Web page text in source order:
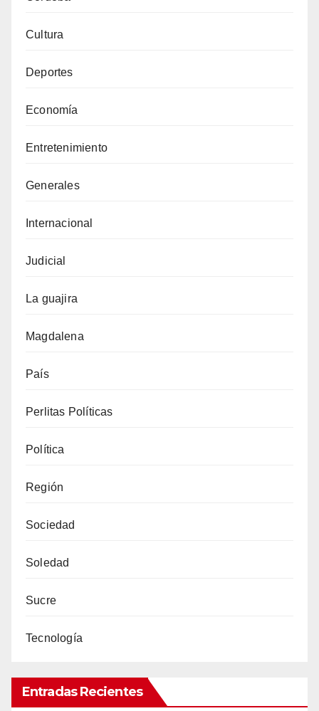
Cultura
Deportes
Economía
Entretenimiento
Generales
Internacional
Judicial
La guajira
Magdalena
País
Perlitas Políticas
Política
Región
Sociedad
Soledad
Sucre
Tecnología
Entradas Recientes